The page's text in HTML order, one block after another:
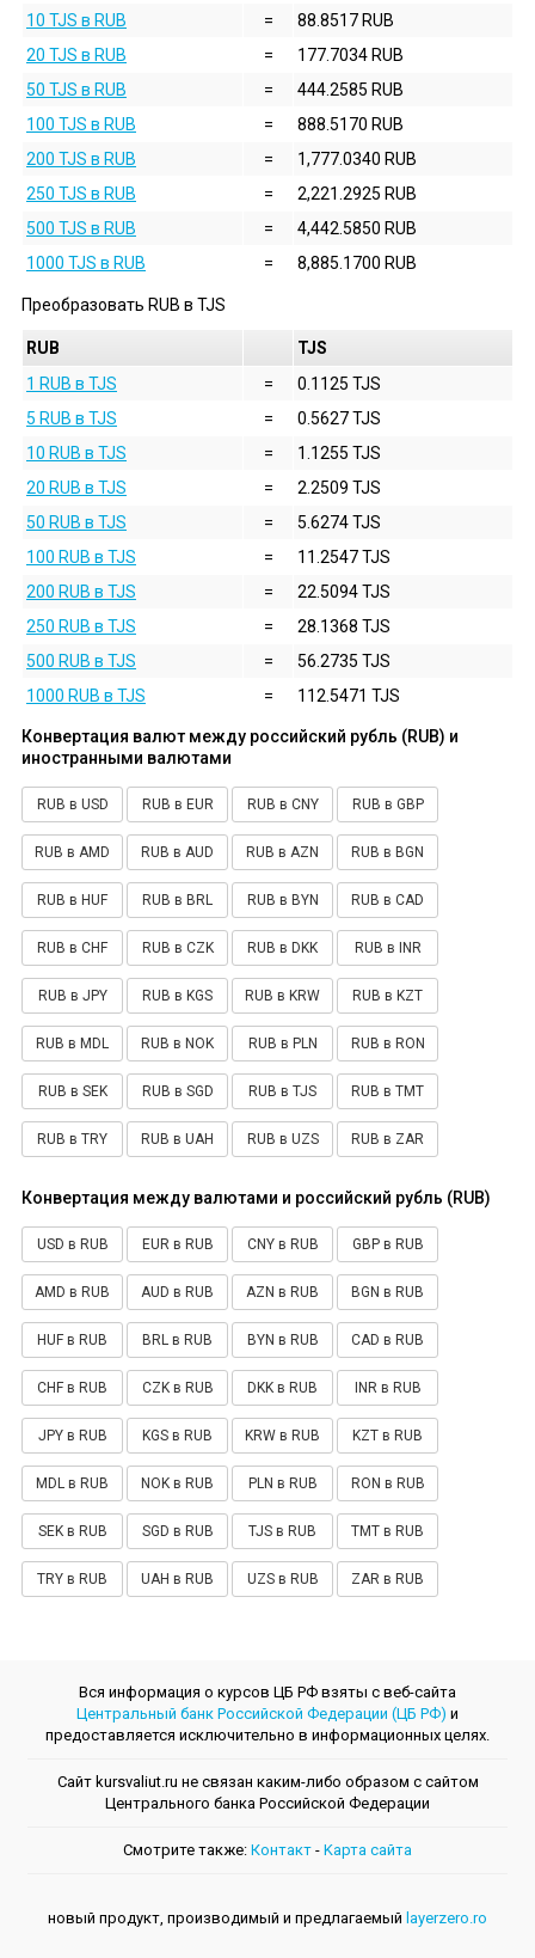
10 TJS в RUB
=
88.8517 RUB
20 TJS в RUB
=
177.7034 RUB
50 TJS в RUB
=
444.2585 RUB
100 TJS в RUB
=
888.5170 RUB
200 TJS в RUB
=
1,777.0340 RUB
250 TJS в RUB
=
2,221.2925 RUB
500 TJS в RUB
=
4,442.5850 RUB
1000 TJS в RUB
= 8,885.1700 RUB
Преобразовать RUB в TJS
RUB
TJS
1 RUB в TJS
=
0.1125 TJS
5 RUB в TJS
=
0.5627 TJS
10 RUB в TJS
=
1.1255 TJS
20 RUB в TJS
=
2.2509 TJS
50 RUB в TJS
=
5.6274 TJS
100 RUB в TJS
=
11.2547 TJS
200 RUB в TJS
=
22.5094 TJS
250 RUB в TJS
=
28.1368 TJS
500 RUB в TJS
=
56.2735 TJS
1000 RUB в TJS
= 112.5471 TJS
Конвертация валют между российский рубль (RUB) и
иностранными валютами
RUB в USD RUB в EUR RUB в CNY RUB в GBP
RUB в AMD RUB в AUD RUB в AZN RUB в BGN
RUB в HUF RUB в BRL RUB в BYN RUB в CAD
RUB в CHF RUB в CZK RUB в DKK RUB в INR
RUB в JPY RUB в KGS RUB в KRW RUB в KZT
RUB в MDL RUB в NOK RUB в PLN RUB в RON
RUB в SEK RUB в SGD RUB в TJS RUB в TMT
RUB в TRY RUB в UAH RUB в UZS RUB в ZAR
Конвертация между валютами и российский рубль (RUB)
USD в RUB EUR в RUB CNY в RUB GBP в RUB
AMD в RUB AUD в RUB AZN в RUB BGN в RUB
HUF в RUB BRL в RUB BYN в RUB CAD в RUB
CHF в RUB CZK в RUB DKK в RUB INR в RUB
JPY в RUB KGS в RUB KRW в RUB KZT в RUB
MDL в RUB NOK в RUB PLN в RUB RON в RUB
SEK в RUB SGD в RUB TJS в RUB TMT в RUB
TRY в RUB UAH в RUB UZS в RUB ZAR в RUB
Вся информация о курсов ЦБ РФ взяты с веб-сайта
Центральный банк Российской Федерации (ЦБ РФ) и
предоставляется исключительно в информационных целях.
Сайт kursvaliut.ru не связан каким-либо образом с сайтом
Центрального банкa Российской Федерации
Смотрите также: Контакт - Kарта сайта
новый продукт, производимый и предлагаемый layerzero.ro